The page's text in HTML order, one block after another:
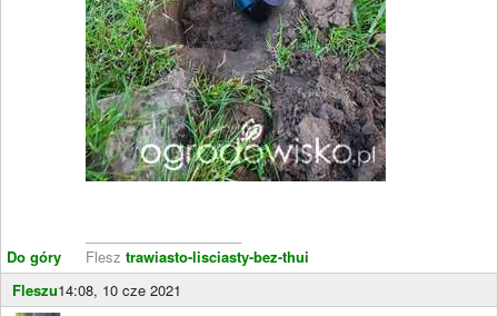
Do góry
Flesz trawiasto-lisciasty-bez-thui
Fleszu14:08, 10 cze 2021